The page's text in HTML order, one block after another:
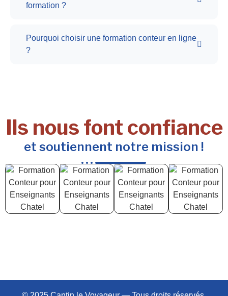
formation ?
Pourquoi choisir une formation conteur en ligne
?
Ils nous font confiance
et soutiennent notre mission !